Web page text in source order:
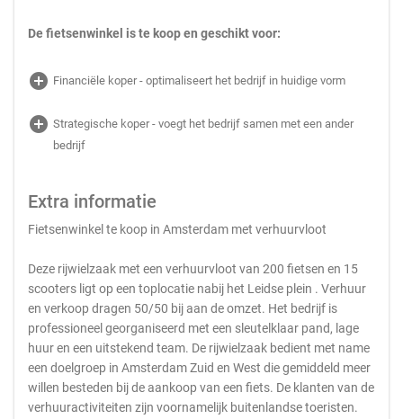
De fietsenwinkel is te koop en geschikt voor:
add_circle Financiële koper - optimaliseert het bedrijf in huidige vorm
add_circle Strategische koper - voegt het bedrijf samen met een ander
bedrijf
Extra informatie
Fietsenwinkel te koop in Amsterdam met verhuurvloot
Deze rijwielzaak met een verhuurvloot van 200 fietsen en 15
scooters ligt op een toplocatie nabij het Leidse plein . Verhuur
en verkoop dragen 50/50 bij aan de omzet. Het bedrijf is
professioneel georganiseerd met een sleutelklaar pand, lage
huur en een uitstekend team. De rijwielzaak bedient met name
een doelgroep in Amsterdam Zuid en West die gemiddeld meer
willen besteden bij de aankoop van een fiets. De klanten van de
verhuuractiviteiten zijn voornamelijk buitenlandse toeristen.